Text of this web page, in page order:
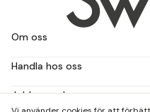
Om oss
Handla hos oss
Jobba med oss